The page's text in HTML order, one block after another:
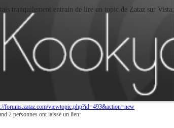
tranquilement entrain de lire un topic de Zataz sur Vista:
forums.zataz.com/viewtopic.php?id=493&action=new
2 personnes ont laissé un lien: